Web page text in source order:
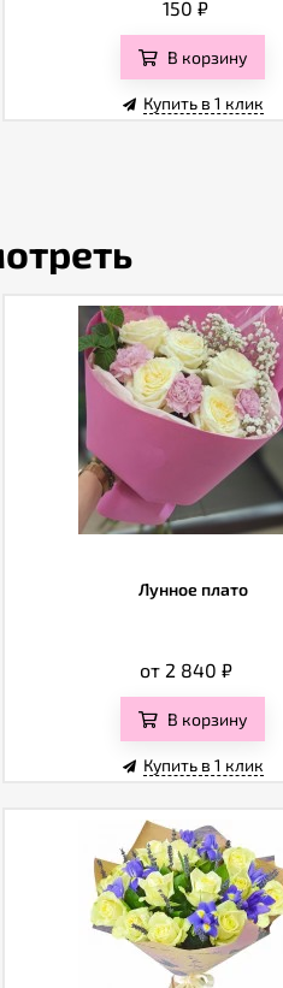
150 ₽
В корзину
Купить в 1 клик
Лунное плато
от 2 840 ₽
В корзину
Купить в 1 клик